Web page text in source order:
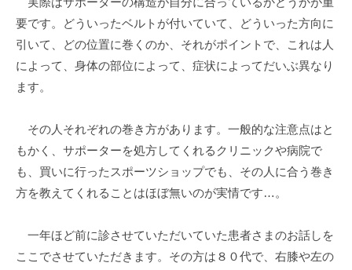
要です。どういったベルトが付いていて、どういった方向に
引いて、どの位置に巻くのか、それがポイントで、これは人
によって、身体の部位によって、症状によってだいぶ異なり
ます。
その人それぞれの巻き方があります。一般的な注意点はと
もかく、サポーターを処方してくれるクリニックや病院で
も、買いに行ったスポーツショップでも、その人に合う巻き
方を教えてくれることはほぼ無いのが実情です…。
一年ほど前に診させていただいていた患者さまのお話しを
ここでさせていただきます。その方は８０代で、右膝や左の